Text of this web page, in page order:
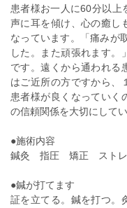
患者様お一人に60分以上
声に耳を傾け、心の癒し
なっています。「痛みが
した。また頑張れます。
です。遠くから通われる
はご近所の方ですから、
患者様が良くなっていく
の信頼関係を大切にして
●施術内容
鍼灸 指圧 矯正 ストレ
●鍼が打てます
証を立てる。鍼を打つ。